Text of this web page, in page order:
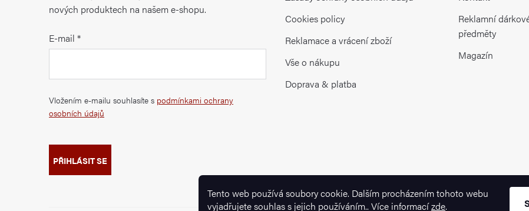
Tento web používá soubory cookie. Dalším procházením tohoto webu
vyjadřujete souhlas s jejich používáním.. Více informacízde.
nových produktech na našem e-shopu.
E-mail
Vložením e-mailu souhlasíte s podmínkami ochrany
osobních údajů
PŘIHLÁSIT SE
Cookies policy
Reklamace a vrácení zboží
Vše o nákupu
Doprava & platba
Reklamní
předměty
Magazín